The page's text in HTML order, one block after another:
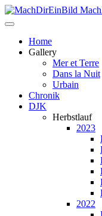
Home
Gallery
Mer et Terre
Dans la Nuit
Urbain
Chronik
DJK
Herbstlauf
2023
2022